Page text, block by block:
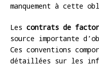
manquement à cette
Les contrats de
source importante
Ces conventions
détaillées sur les